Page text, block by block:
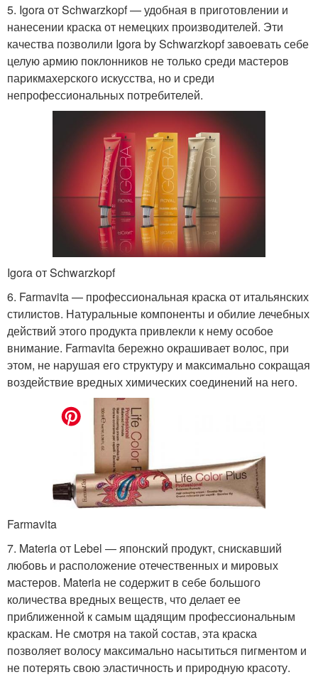
5. Igora от Schwarzkopf — удобная в приготовлении и
нанесении краска от немецких производителей. Эти
качества позволили Igora by Schwarzkopf завоевать себе
целую армию поклонников не только среди мастеров
парикмахерского искусства, но и среди
непрофессиональных потребителей.
Igora от Schwarzkopf
6. Farmavita — профессиональная краска от итальянских
стилистов. Натуральные компоненты и обилие лечебных
действий этого продукта привлекли к нему особое
внимание. Farmavita бережно окрашивает волос, при
этом, не нарушая его структуру и максимально сокращая
воздействие вредных химических соединений на него.
Farmavita
7. Materia от Lebel — японский продукт, снискавший
любовь и расположение отечественных и мировых
мастеров. Materia не содержит в себе большого
количества вредных веществ, что делает ее
приближенной к самым щадящим профессиональным
краскам. Не смотря на такой состав, эта краска
позволяет волосу максимально насытиться пигментом и
не потерять свою эластичность и природную красоту.